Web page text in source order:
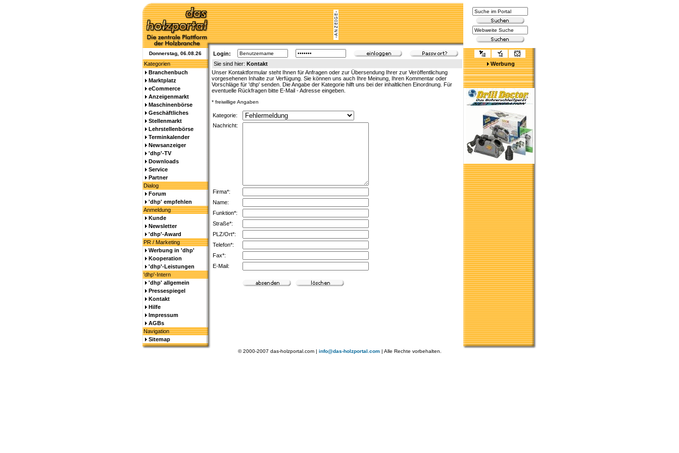
Donnerstag, 06.08.26
Login:
Kategorien
Sie sind hier: Kontakt
Werbung
Branchenbuch
Marktplatz
eCommerce
Anzeigenmarkt
Maschinenbörse
Geschäftliches
Stellenmarkt
Lehrstellenbörse
Terminkalender
Newsanzeiger
'dhp'-TV
Downloads
Service
Partner
Dialog
Forum
'dhp' empfehlen
Anmeldung
Kunde
Newsletter
'dhp'-Award
PR / Marketing
Werbung in 'dhp'
Kooperation
'dhp'-Leistungen
'dhp'-Intern
'dhp' allgemein
Pressespiegel
Kontakt
Hilfe
Impressum
AGBs
Navigation
Sitemap
Unser Kontaktformular steht Ihnen für Anfragen oder zur Übersendung Ihrer zur Veröffentlichung
vorgesehenen Inhalte zur Verfügung. Sie können uns auch Ihre Meinung, Ihren Kommentar oder
Vorschläge für 'dhp' senden. Die Angabe der Kategorie hilft uns bei der inhaltlichen Einordnung. Für
eventuelle Rückfragen bitte E-Mail - Adresse eingeben.
* freiwillige Angaben
Kategorie:
Nachricht:
Firma*:
Name:
Funktion*:
Straße*:
PLZ/Ort*:
Telefon*:
Fax*:
E-Mail:
© 2000-2007 das-holzportal.com | info@das-holzportal.com| Alle Rechte vorbehalten.